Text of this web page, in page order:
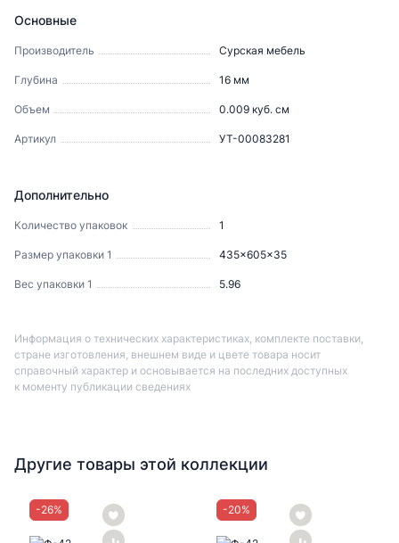
Основные
Производитель Сурская мебель
Глубина 16 мм
Объем 0.009 куб. см
Артикул УТ-00083281
Дополнительно
Количество упаковок 1
Размер упаковки 1 435x605x35
Вес упаковки 1 5.96
Информация о технических характеристиках, комплекте поставки,
стране изготовления, внешнем виде и цвете товара носит
справочный характер и основывается на последних доступных
к моменту публикации сведениях
Другие товары этой коллекции
-26% -20%